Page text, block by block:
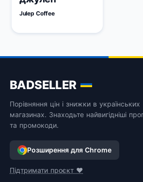
Julep Coffee
BADSELLER
Порівняння цін і знижки в українських
магазинах. Знаходьте найвигідніші
та промокоди.
Розширення для Chrome
Підтримати проєкт ❤️